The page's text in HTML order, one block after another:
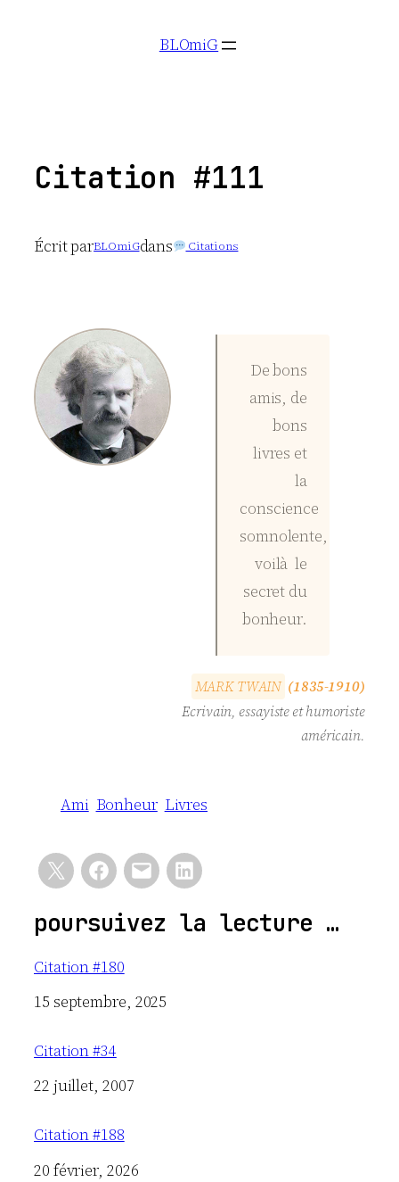
BLOmiG
Citation #111
Écrit parBLOmiGdans Citations
De bons
amis, de
bons
livres et
la
conscience
somnolente,
voilà le
secret du
bonheur.
MARKTWAIN (1835-1910)
Ecrivain, essayiste et humoriste
américain.
Ami Bonheur Livres
poursuivez la lecture …
Citation #180
Date
15 septembre, 2025
Citation #34
Date
22 juillet, 2007
Citation #188
Date
20 février, 2026